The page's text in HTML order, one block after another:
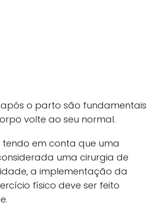
após o parto são fundamentais
volte ao seu normal.
tendo em conta que uma
uma cirurgia de
a implementação da
físico deve ser feito